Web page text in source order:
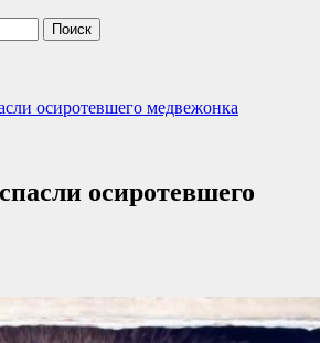
осиротевшего медвежонка
осиротевшего